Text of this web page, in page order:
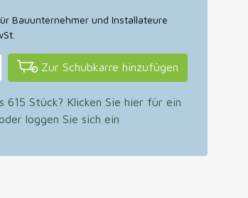
Bauunternehmer und Installateure
Zur Schubkarre hinzufügen
615 Stück? Klicken Sie hier für ein
oder loggen Sie sich ein